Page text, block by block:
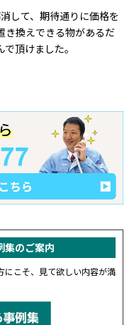
して、期待通りに価格を
き換えできる物があるだ
頂けました。
集のご案内
にこそ、見て欲しい内容が満